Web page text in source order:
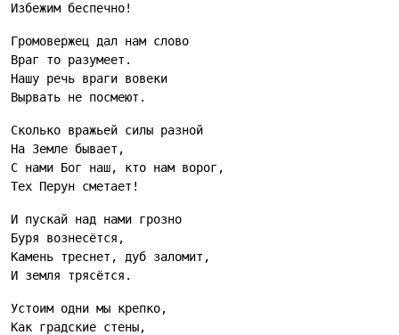
Избежим беспечно!
Громовержец дал нам слово
Враг то разумеет.
Нашу речь враги вовеки
Вырвать не посмеют.
Сколько вражьей силы разной
На Земле бывает,
С нами Бог наш, кто нам ворог,
Тех Перун сметает!
И пускай над нами грозно
Буря вознесётся,
Камень треснет, дуб заломит,
И земля трясётся.
Устоим одни мы крепко,
Как градские стены,